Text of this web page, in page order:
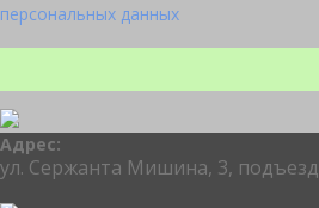
персональных данных
Адрес:
ул. Сержанта Мишина, 3,